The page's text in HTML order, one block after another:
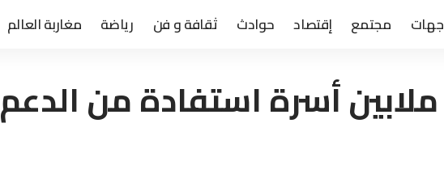
جهات مجتمع إقتصاد حوادث ثقافة و فن رياضة مغاربة العالم
عزيز اخنوش … 3,5 ملابين أسرة استفادة من الدعم